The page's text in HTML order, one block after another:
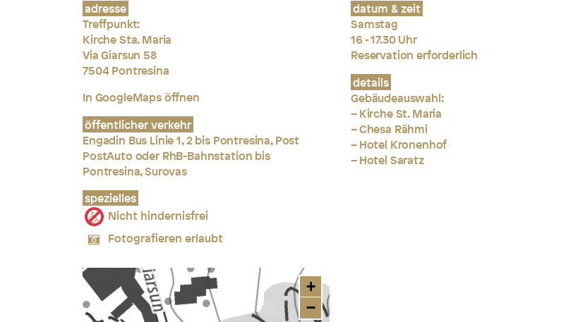
datum & zeit
Samstag
16 - 17.30 Uhr
Reservation erforderlich
details
Gebäudeauswahl:
– Kirche St. Maria
– Chesa Rähmi
– Hotel Kronenhof
– Hotel Saratz
adresse
Treffpunkt:
Kirche Sta. Maria
Via Giarsun 58
7504 Pontresina
In GoogleMaps öffnen
öffentlicher verkehr
Engadin Bus Linie 1, 2 bis Pontresina, Post
PostAuto oder RhB-Bahnstation bis
Pontresina, Surovas
spezielles
Nicht hindernisfrei
Fotografieren erlaubt
+
−